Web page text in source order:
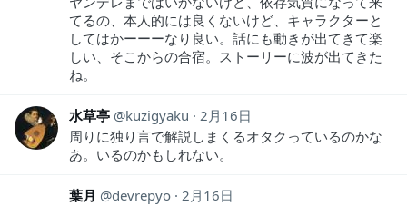
てるの、本人的には良くないけど、キャラクターと
してはかーーーなり良い。話にも動きが出てきて楽
しい、そこからの合宿。ストーリーに波が出てきた
ね。
水草亭 kuzigyaku
2月16日
周りに独り言で解説しまくるオタクっているのかな
あ。いるのかもしれない。
葉月 devrepyo 2月16日